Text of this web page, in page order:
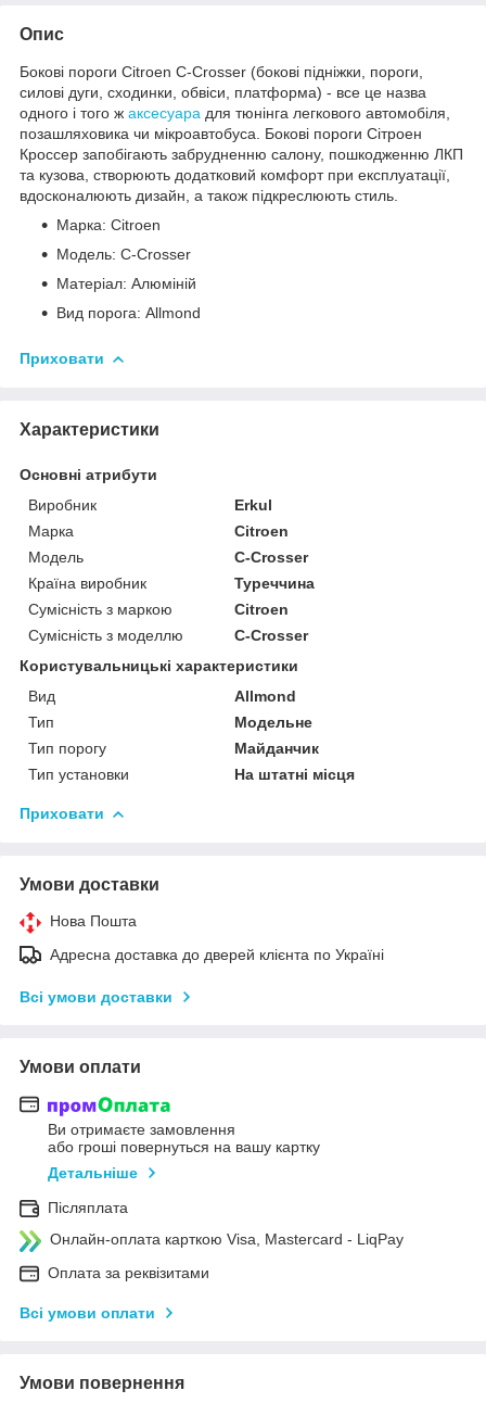
Опис
Бокові пороги Citroen C-Crosser (бокові підніжки, пороги,
силові дуги, сходинки, обвіси, платформа) - все це назва
одного і того ж аксесуара для тюнінга легкового автомобіля,
позашляховика чи мікроавтобуса. Бокові пороги Сітроен
Кроссер запобігають забрудненню салону, пошкодженню ЛКП
та кузова, створюють додатковий комфорт при експлуатації,
вдосконалюють дизайн, а також підкреслюють стиль.
Марка: Citroen
Модель: C-Crosser
Матеріал: Алюміній
Вид порога: Allmond
Приховати
Характеристики
Основні атрибути
Виробник
Erkul
Марка
Citroen
Модель
C-Crosser
Країна виробник
Туреччина
Сумісність з маркою
Citroen
Сумісність з моделлю
C-Crosser
Користувальницькі характеристики
Вид
Allmond
Тип
Модельне
Тип порогу
Майданчик
Тип установки
На штатні місця
Приховати
Умови доставки
Нова Пошта
Адресна доставка до дверей клієнта по Україні
Всі умови доставки
Умови оплати
Ви отримаєте замовлення
або гроші повернуться на вашу картку
Детальніше
Післяплата
Онлайн-оплата карткою Visa, Mastercard - LiqPay
Оплата за реквізитами
Всі умови оплати
Умови повернення